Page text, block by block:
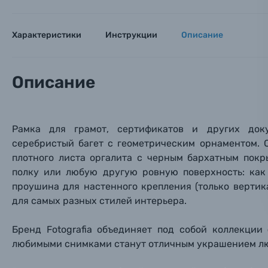
Оптические приборы
Осветительное оборудование
Фоторамки
Фотоальбомы
Книги о фотографии, альбомы известных
Вами с
Нажимая
Характеристики Инструкции Описание
Описание
Рамкадля грамот, сертификатов и других
серебристый багет с геометрическим орнаментом.
плотного листа оргалита с черным бархатным
полку или любую другую ровную поверхность:
проушина для настенного крепления (только
для самых разных стилей интерьера.
Бренд Fotografia объединяет под собой
любимыми снимками станут отличным украшением